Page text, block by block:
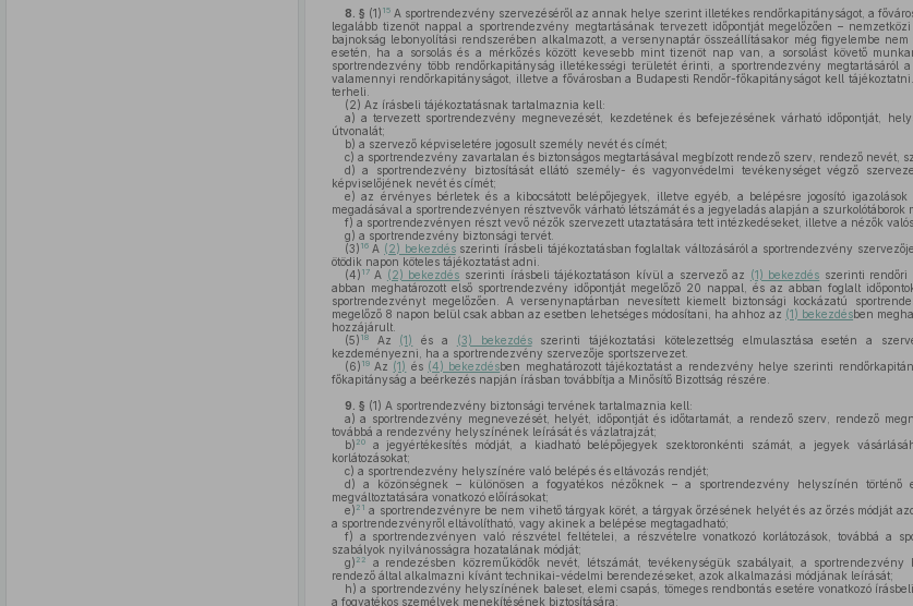
8. § (1) 15A sportrendezvény szervezéséről az annak helye szerint illetékes rendőrkapitányságot, a
legalább tizenöt nappal a sportrendezvény megtartásának tervezett időpontját megelőzően –
bajnokság lebonyolítási rendszerében alkalmazott, a versenynaptár összeállításakor még figyelembe
esetén, ha a sorsolás és a mérkőzés között kevesebb mint tizenöt nap van, a sorsolást követő
sportrendezvény több rendőrkapitányság illetékességi területét érinti, a sportrendezvény megtartásáról
valamennyi rendőrkapitányságot, illetve a fővárosban a Budapesti Rendőr-főkapitányságot kell
terheli.
(2) Az írásbeli tájékoztatásnak tartalmaznia kell:
a) a tervezett sportrendezvény megnevezését, kezdetének és befejezésének várható időpontját,
útvonalát;
b) a szervező képviseletére jogosult személy nevét és címét;
c) a sportrendezvény zavartalan és biztonságos megtartásával megbízott rendező szerv, rendező nevét,
d) a sportrendezvény biztosítását ellátó személy- és vagyonvédelmi tevékenységet végző
képviselőjének nevét és címét;
e) az érvényes bérletek és a kibocsátott belépőjegyek, illetve egyéb, a belépésre jogosító
megadásával a sportrendezvényen résztvevők várható létszámát és a jegyeladás alapján a szurkolótáborok
f) a sportrendezvényen részt vevő nézők szervezett utaztatására tett intézkedéseket, illetve a nézők
g) a sportrendezvény biztonsági tervét.
(3) 16A (2) bekezdésszerinti írásbeli tájékoztatásban foglaltak változásáról a sportrendezvény
ötödik napon köteles tájékoztatást adni.
(4) 17A (2) bekezdés szerinti írásbeli tájékoztatáson kívül a szervező az (1) bekezdés szerinti rendőri
abban meghatározott első sportrendezvény időpontját megelőző 20 nappal, és az abban foglalt
sportrendezvényt megelőzően. A versenynaptárban nevesített kiemelt biztonsági kockázatú
megelőző 8 napon belül csak abban az esetben lehetséges módosítani, ha ahhoz az (1) bekezdésben
hozzájárult.
(5) 18Az (1) és a (3) bekezdésszerinti tájékoztatási kötelezettség elmulasztása esetén a
kezdeményezni, ha a sportrendezvény szervezője sportszervezet.
(6) 19Az (1) és (4) bekezdésben meghatározott tájékoztatást a rendezvény helye szerinti
főkapitányság a beérkezés napján írásban továbbítja a Minősítő Bizottság részére.
9. § (1) A sportrendezvény biztonsági tervének tartalmaznia kell:
a) a sportrendezvény megnevezését, helyét, időpontját és időtartamát, a rendező szerv, rendező
továbbá a rendezvény helyszínének leírását és vázlatrajzát;
b) 20a jegyértékesítés módját, a kiadható belépőjegyek szektoronkénti számát, a jegyek
korlátozásokat;
c) a sportrendezvény helyszínére való belépés és eltávozás rendjét;
d) a közönségnek – különösen a fogyatékos nézőknek – a sportrendezvény helyszínén történő
megváltoztatására vonatkozó előírásokat;
e) 21 a sportrendezvényre be nem vihető tárgyak körét, a tárgyak őrzésének helyét és az őrzés módját
a sportrendezvényről eltávolítható, vagy akinek a belépése megtagadható;
f) a sportrendezvényen való részvétel feltételei, a részvételre vonatkozó korlátozások, továbbá a
szabályok nyilvánosságra hozatalának módját;
g) 22
a rendezésben közreműködők nevét, létszámát, tevékenységük szabályait, a sportrendezvény
rendező által alkalmazni kívánt technikai-védelmi berendezéseket, azok alkalmazási módjának leírását;
h) a sportrendezvény helyszínének baleset, elemi csapás, tömeges rendbontás esetére vonatkozó
a fogyatékos személyek menekítésének biztosítására;